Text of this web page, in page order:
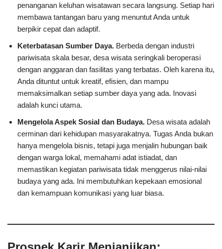
penanganan keluhan wisatawan secara langsung. Setiap hari
membawa tantangan baru yang menuntut Anda untuk
berpikir cepat dan adaptif.
Keterbatasan Sumber Daya. Berbeda dengan industri
pariwisata skala besar, desa wisata seringkali beroperasi
dengan anggaran dan fasilitas yang terbatas. Oleh karena itu,
Anda dituntut untuk kreatif, efisien, dan mampu
memaksimalkan setiap sumber daya yang ada. Inovasi
adalah kunci utama.
Mengelola Aspek Sosial dan Budaya. Desa wisata adalah
cerminan dari kehidupan masyarakatnya. Tugas Anda bukan
hanya mengelola bisnis, tetapi juga menjalin hubungan baik
dengan warga lokal, memahami adat istiadat, dan
memastikan kegiatan pariwisata tidak menggerus nilai-nilai
budaya yang ada. Ini membutuhkan kepekaan emosional
dan kemampuan komunikasi yang luar biasa.